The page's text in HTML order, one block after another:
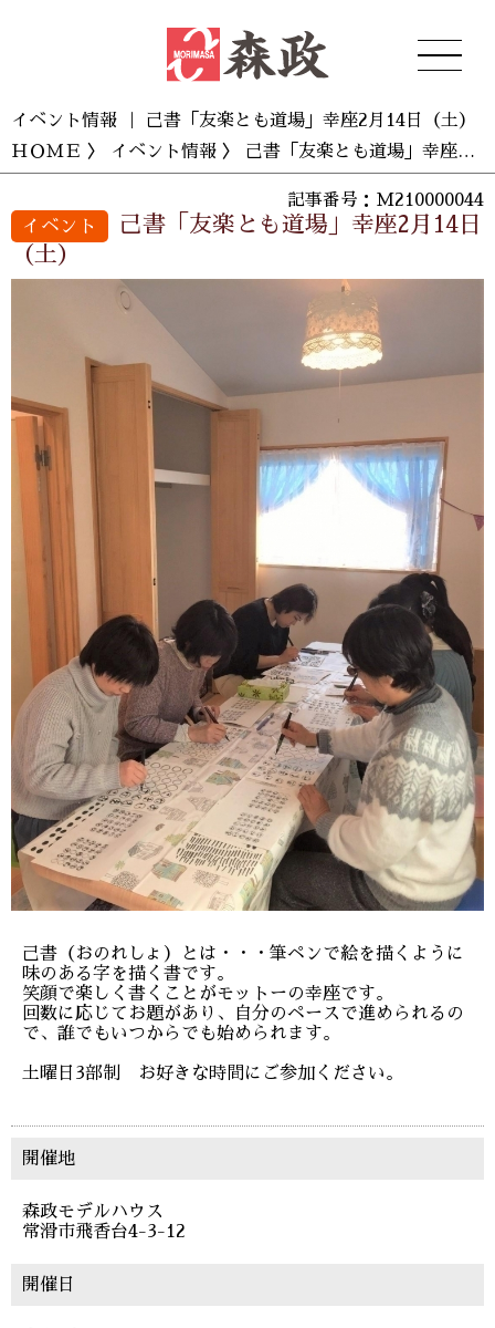
イベント情報 ｜ 己書「友楽とも道場」幸座2月14日（土）
ＨＯＭＥ 〉 イベント情報 〉 己書「友楽とも道場」幸座2月14日（土）
記事番号：M210000044
イベント
己書「友楽とも道場」幸座2月14日
（土）
己書（おのれしょ）とは・・・筆ペンで絵を描くように
味のある字を描く書です。
笑顔で楽しく書くことがモットーの幸座です。
回数に応じてお題があり、自分のペースで進められるの
で、誰でもいつからでも始められます。
土曜日3部制 お好きな時間にご参加ください。
開催地
森政モデルハウス
常滑市飛香台4-3-12
開催日